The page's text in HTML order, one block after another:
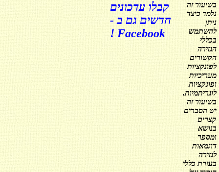
קבלו עדכונים
חדשים גם ב -
Facebook !
בשיעור זה
נלמד כיצד
ניתן
להשתמש
בכללי
הגזירה
הקשורים
לפונקציות
מעריכיות
ופונקציות
לוגריתמיות.
בשיעור זה
יש הסברים
קצרים
בנושא
ומספר
דוגמאות
לגזירה
בעזרת כללי